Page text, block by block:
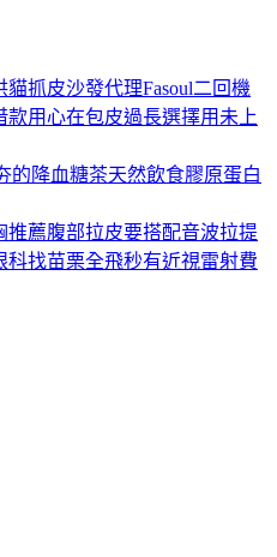
抓皮沙發代理Fasoul二回機
用心在包皮過長選擇用未上
的降血糖茶天然飲食膠原蛋白
推薦腹部拉皮要搭配音波拉提
科找苗栗全飛秒有近視雷射費